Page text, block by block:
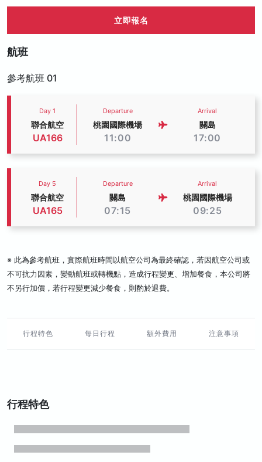
立即報名
航班
參考航班 01
Day 1
聯合航空
UA166
Departure
桃園國際機場
11:00
Arrival
關島
17:00
Day 5
聯合航空
UA165
Departure
關島
07:15
Arrival
桃園國際機場
09:25
※ 此為參考航班，實際航班時間以航空公司為最終確認，若因航空公司或
不可抗力因素，變動航班或轉機點，造成行程變更、增加餐食，本公司將
不另行加價，若行程變更減少餐食，則酌於退費。
行程特色 每日行程 額外費用 注意事項
行程特色